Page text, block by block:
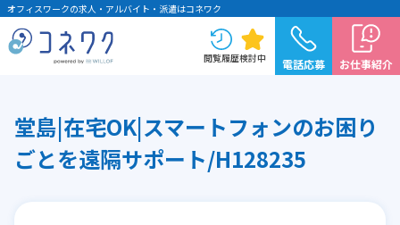
オフィスワークの求人・アルバイト・派遣はコネワク
閲覧履歴検討中 電話応募 お仕事紹介
堂島|在宅OK|スマートフォンのお困り
ごとを遠隔サポート/H128235